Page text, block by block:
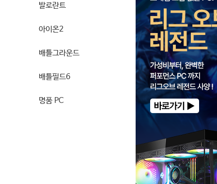
발로란트
아이온2
배틀그라운드
배틀필드6
명품 PC